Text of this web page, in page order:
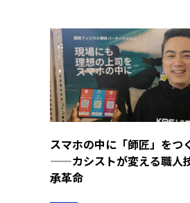
スマホの中に「師匠」をつ
——カシストが変える職人
承革命